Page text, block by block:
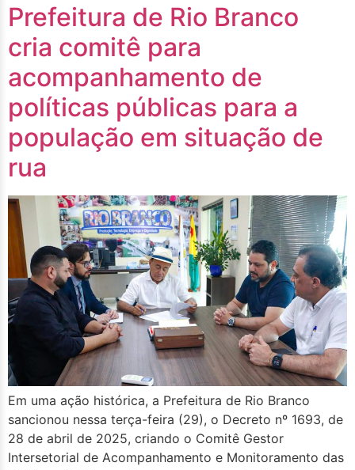
Prefeitura de Rio Branco
cria comitê para
acompanhamento de
políticas públicas para a
população em situação de
rua
Em uma ação histórica, a Prefeitura de Rio Branco
sancionou nessa terça-feira (29), o Decreto nº 1693, de
28 de abril de 2025, criando o Comitê Gestor
Intersetorial de Acompanhamento e Monitoramento das